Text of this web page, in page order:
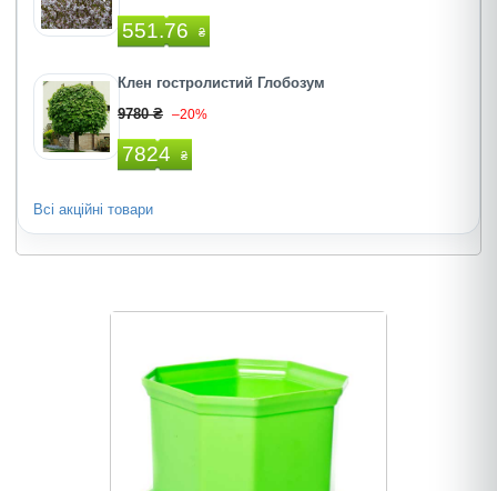
551.76 ₴
Клен гостролистий Глобозум
9780 ₴ –20%
7824 ₴
Всі акційні товари